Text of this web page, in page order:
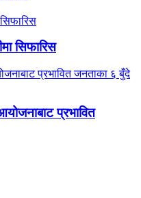
सिफारिस
प्रभावित